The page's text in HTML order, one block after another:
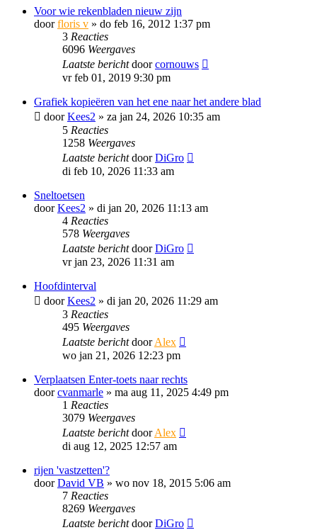
Voor wie rekenbladen nieuw zijn
doorfloris v » do feb 16, 2012 1:37 pm
3 Reacties
6096 Weergaves
Laatste berichtdoorcornouws
vr feb 01, 2019 9:30 pm
Grafiek kopieëren van het ene naar het andere blad
doorKees2 » za jan 24, 2026 10:35 am
5 Reacties
1258 Weergaves
Laatste berichtdoorDiGro
di feb 10, 2026 11:33 am
Sneltoetsen
doorKees2 » di jan 20, 2026 11:13 am
4 Reacties
578 Weergaves
Laatste berichtdoorDiGro
vr jan 23, 2026 11:31 am
Hoofdinterval
doorKees2 » di jan 20, 2026 11:29 am
3 Reacties
495 Weergaves
Laatste berichtdoorAlex
wo jan 21, 2026 12:23 pm
Verplaatsen Enter-toets naar rechts
doorcvanmarle » ma aug 11, 2025 4:49 pm
1 Reacties
3079 Weergaves
Laatste berichtdoorAlex
di aug 12, 2025 12:57 am
rijen 'vastzetten'?
doorDavid VB » wo nov 18, 2015 5:06 am
7 Reacties
8269 Weergaves
Laatste berichtdoorDiGro